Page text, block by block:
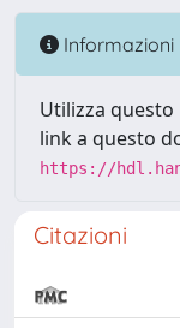
Informazioni
Utilizza
link a questo
https://
Citazioni